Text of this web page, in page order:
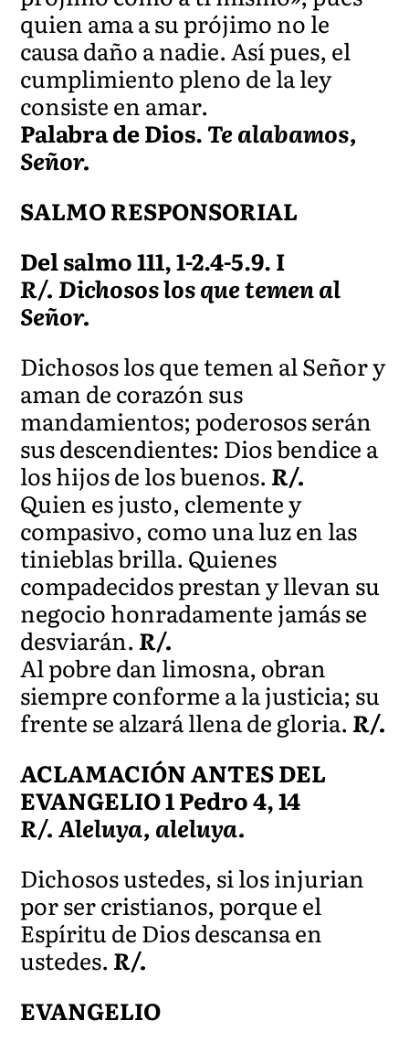
quien ama a su prójimo no le
causa daño a nadie. Así pues, el
cumplimiento pleno de la ley
consiste en amar.
Palabra de Dios.Te alabamos,
Señor.
SALMO RESPONSORIAL
Del salmo 111, 1-2.4-5.9. I
R/. Dichosos los que temen al
Señor.
Dichosos los que temen al Señor y
aman de corazón sus
mandamientos; poderosos serán
sus descendientes: Dios bendice a
los hijos de los buenos.R/.
Quien es justo, clemente y
compasivo, como una luz en las
tinieblas brilla. Quienes
compadecidos prestan y llevan su
negocio honradamente jamás se
desviarán.R/.
Al pobre dan limosna, obran
siempre conforme a la justicia; su
frente se alzará llena de gloria.R/.
ACLAMACIÓN ANTES DEL
EVANGELIO 1 Pedro 4, 14
R/. Aleluya, aleluya.
Dichosos ustedes, si los injurian
por ser cristianos, porque el
Espíritu de Dios descansa en
ustedes.R/.
EVANGELIO